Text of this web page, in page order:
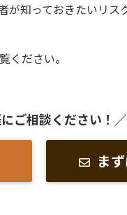
が知っておきたいリ
ください。
ご相談ください！／
ま